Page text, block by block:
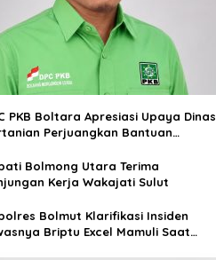
PKB Boltara Apresiasi Upaya Dinas
Perjuangkan Bantuan
Bolmong Utara Terima
Kerja Wakajati Sulut
Bolmut Klarifikasi Insiden
Briptu Excel Mamuli Saat